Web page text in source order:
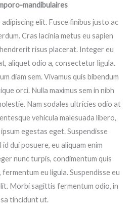
mandibulaires
elit. Fusce finibus justo ac
Cras lacinia metus eu sapien
risus placerat. Integer eu
aliquet odio a, consectetur ligula.
diam sem. Vivamus quis bibendum
orci. Nulla maximus sem in nibh
Nam sodales ultricies odio at
vehicula malesuada libero,
egestas eget. Suspendisse
id dui posuere, eu aliquam enim
nunc turpis, condimentum quis
eu ligula. Suspendisse eu
Morbi sagittis fermentum odio, in
tincidunt ut.